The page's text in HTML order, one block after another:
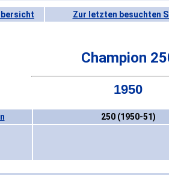
Zur letzten besuchten
Champion
1950
250 (1950-51)